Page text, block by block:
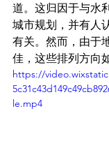
道。这归因于与水
城市规划，并有人
有关。然而，由于
佳，这些排列方向
https://
le.mp4